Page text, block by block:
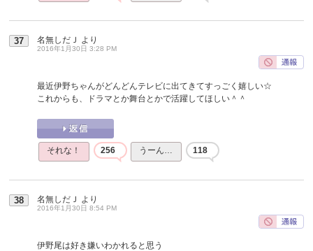
37 名無しだＪ より
2016年1月30日 3:28 PM
最近伊野ちゃんがどんどんテレビに出てきてすっごく嬉しい☆
これからも、ドラマとか舞台とかで活躍してほしい＾＾
それな！ 256 うーん… 118
38 名無しだＪ より
2016年1月30日 8:54 PM
伊野尾は好き嫌いわかれると思う